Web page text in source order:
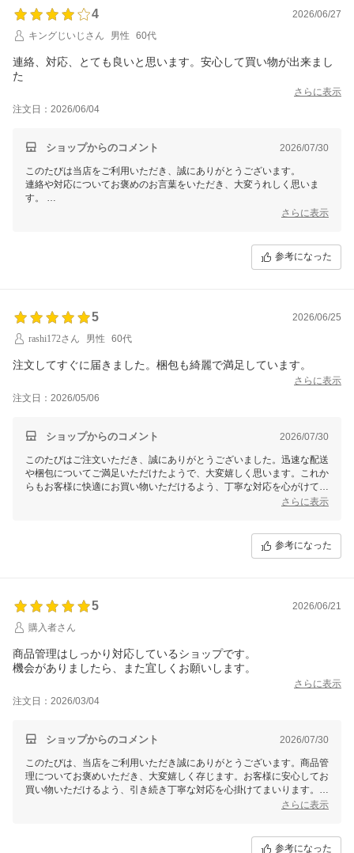
4
2026/06/27
キングじいじさん
男性 60代
連絡、対応、とても良いと思います。安心して買い物が出来まし
た
さらに表示
注文日：2026/06/04
ショップからのコメント 2026/07/30
このたびは当店をご利用いただき、誠にありがとうございます。
連絡や対応についてお褒めのお言葉をいただき、大変うれしく思いま
す。
安心してお買い物ができたとのことで、何よりです。お客様にご満足い
これからも引き続き、丁寧で迅速な対応を心がけてまいりますので、ど
さらに表示
参考になった
5
2026/06/25
rashi172さん
男性 60代
さらに表示
注文日：2026/05/06
ショップからのコメント 2026/07/30
このたびはご注文いただき、誠にありがとうございました。迅速な配送
や梱包についてご満足いただけたようで、大変嬉しく思います。これか
らもお客様に快適にお買い物いただけるよう、丁寧な対応を心がけてま
さらに表示
参考になった
5
2026/06/21
購入者さん
商品管理はしっかり対応しているショップです。
機会がありましたら、また宜しくお願いします。
さらに表示
注文日：2026/03/04
ショップからのコメント 2026/07/30
このたびは、当店をご利用いただき誠にありがとうございます。商品管
理についてお褒めいただき、大変嬉しく存じます。お客様に安心してお
買い物いただけるよう、引き続き丁寧な対応を心掛けてまいります。
さらに表示
参考になった